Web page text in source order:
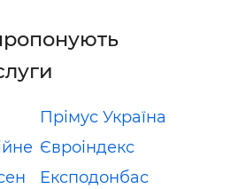
Прімус Україна
Євроіндекс
Експодонбас